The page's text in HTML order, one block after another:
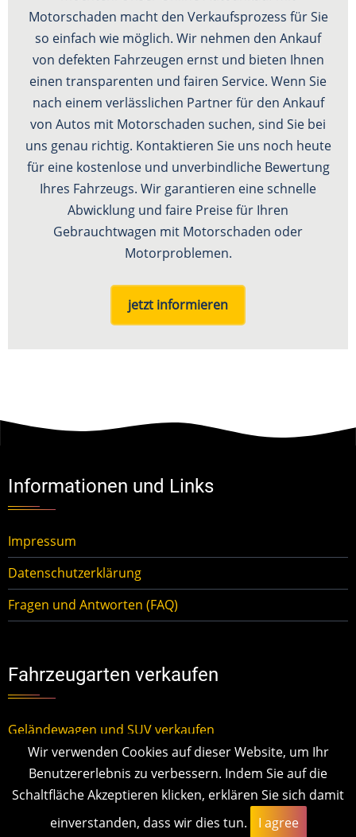
Motorschaden macht den Verkaufsprozess für Sie
so einfach wie möglich. Wir nehmen den Ankauf
von defekten Fahrzeugen ernst und bieten Ihnen
einen transparenten und fairen Service. Wenn Sie
nach einem verlässlichen Partner für den Ankauf
von Autos mit Motorschaden suchen, sind Sie bei
uns genau richtig. Kontaktieren Sie uns noch heute
für eine kostenlose und unverbindliche Bewertung
Ihres Fahrzeugs. Wir garantieren eine schnelle
Abwicklung und faire Preise für Ihren
Gebrauchtwagen mit Motorschaden oder
Motorproblemen.
jetzt informieren
Informationen und Links
Impressum
Datenschutzerklärung
Fragen und Antworten (FAQ)
Fahrzeugarten verkaufen
Geländewagen und SUV verkaufen
Kleinwagen verkaufen
Mittelklassewagen verkaufen
Wir verwenden Cookies auf dieser Website, um Ihr
Benutzererlebnis zu verbessern. Indem Sie auf die
Schaltfläche Akzeptieren klicken, erklären Sie sich damit
einverstanden, dass wir dies tun.
I agree